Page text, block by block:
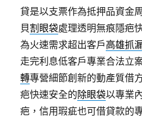
貸是以支票作為抵押品資金
貝割眼袋處理透明無痕隱疤
為火速需求超出客戶高雄抓
走完利息低客戶專業合法立
轉專營細節創新的動產質借
疤快速安全的除眼袋以專業
疤，信用瑕疵也可借貸款的